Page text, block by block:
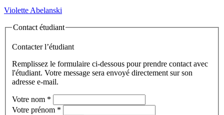
Violette Abelanski
Contact étudiant
Contacter l’étudiant
Remplissez le formulaire ci-dessous pour prendre contact avec
l'étudiant. Votre message sera envoyé directement sur son
adresse e-mail.
Votre nom *
Votre prénom *